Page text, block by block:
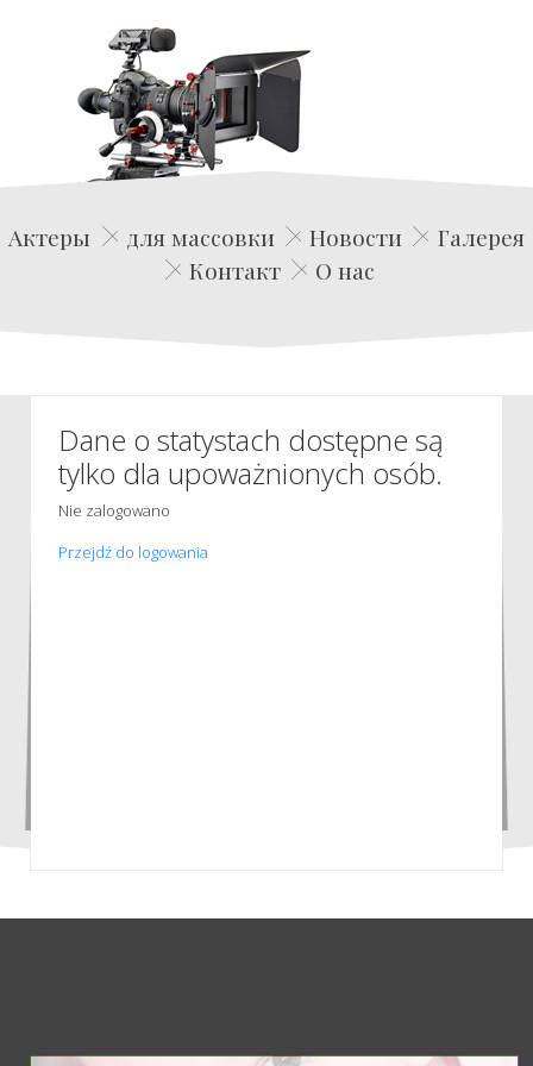
Edwin Film Agencja Aktorska
Актеры для массовки Новости
Галерея
Контакт
О нас
Dane o statystach dostępne są
tylko dla upoważnionych osób.
Nie zalogowano
Przejdź do logowania